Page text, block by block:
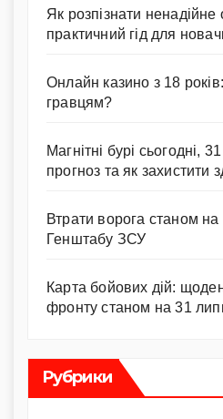
Як розпізнати
практичний гід для
Онлайн казино з 18
гравцям?
Магнітні бурі сьогодні,
прогноз та як захистити
Втрати ворога станом
Генштабу ЗСУ
Карта бойових дій:
фронту станом на 31
Рубрики